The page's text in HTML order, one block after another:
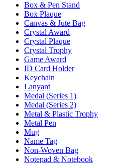
Box & Pen Stand
Box Plaque
Canvas & Jute Bag
Crystal Award
Crystal Plaque
Crystal Trophy
Game Award
ID Card Holder
Keychain
Lanyard
Medal (Series 1)
Medal (Series 2)
Metal & Plastic Trophy
Metal Pen
Mug
Name Tag
Non-Woven Bag
Notepad & Notebook